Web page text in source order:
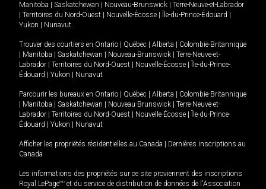
Manitoba
Saskatchewan Nouveau-Brunswick
Terre-Neuve-et-Labrador
Territoires du Nord-Ouest Nouvelle-Écosse Île-du-Prince-Édouard
Yukon
Nunavut.
Trouver des courtiers en Ontario Québec Alberta
Colombie-Britannique
Manitoba Saskatchewan Nouveau-Brunswick
Terre-Neuve-et-
Labrador
Territoires du Nord-Ouest Nouvelle-Écosse
Île-du-Prince-
Édouard
Yukon Nunavut
Parcourir les bureaux en Ontario Québec Alberta
Colombie-Britannique
Manitoba Saskatchewan Nouveau-Brunswick
Terre-Neuve-et-
Labrador
Territoires du Nord-Ouest Nouvelle-Écosse
Île-du-Prince-
Édouard
Yukon Nunavut
Afficher les propriétés résidentielles au Canada
Dernières inscriptions au
Canada
Les informations des propriétés sur ce site proviennent des inscriptions
Royal LePageMD et du service de distribution de données de l'Association